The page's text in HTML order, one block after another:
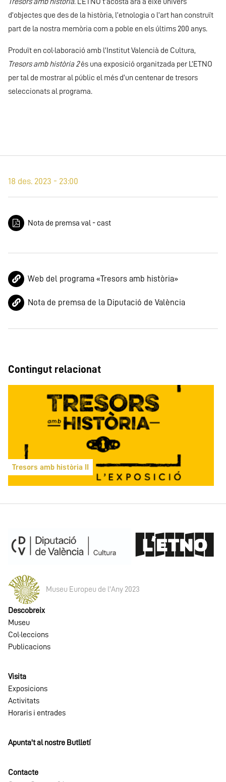
d’objectes que des de la història, l’etnologia o l’art han construït
part de la nostra memòria com a poble en els últims 200 anys.
Produït en col·laboració amb l’Institut Valencià de Cultura,
Tresors amb història 2és una exposició organitzada per L’ETNO
per tal de mostrar al públic el més d’un centenar de tresors
seleccionats al programa.
18 des. 2023 - 23:00
Nota de premsa val - cast
Web del programa «Tresors amb història»
Nota de premsa de la Diputació de València
Contingut relacionat
Tresors amb història II
Museu Europeu de l'Any 2023
Descobreix
Museu
Col·leccions
Publicacions
Visita
Exposicions
Activitats
Horaris i entrades
Apunta't al nostre Butlletí
Contacte